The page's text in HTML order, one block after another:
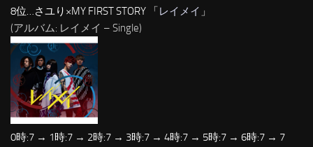
8位…さユり×MY FIRST STORY 「 レイメイ 」
(アルバム: レイメイ – Single)
0時:7 → 1時:7 → 2時:7 → 3時:7 → 4時:7 → 5時:7 → 6時:7 → 7